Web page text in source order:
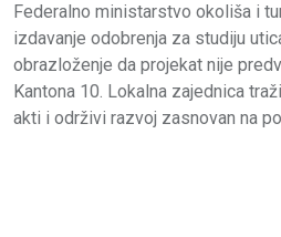
Federalno ministarstvo okoliša i
izdavanje odobrenja za studiju
obrazloženje da projekat nije
Kantona 10. Lokalna zajednica
akti i održivi razvoj zasnovan na